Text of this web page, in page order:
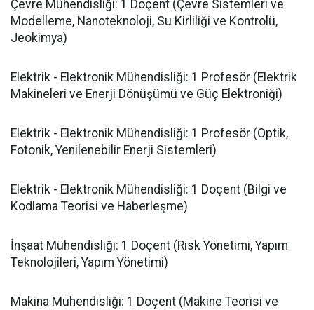
​Çevre Mühendisliği: 1 Doçent (Çevre Sistemleri ve
Modelleme, Nanoteknoloji, Su Kirliliği ve Kontrolü,
Jeokimya)
​Elektrik - Elektronik Mühendisliği: 1 Profesör (Elektrik
Makineleri ve Enerji Dönüşümü ve Güç Elektroniği)
​Elektrik - Elektronik Mühendisliği: 1 Profesör (Optik,
Fotonik, Yenilenebilir Enerji Sistemleri)
​Elektrik - Elektronik Mühendisliği: 1 Doçent (Bilgi ve
Kodlama Teorisi ve Haberleşme)
​İnşaat Mühendisliği: 1 Doçent (Risk Yönetimi, Yapım
Teknolojileri, Yapım Yönetimi)
​Makina Mühendisliği: 1 Doçent (Makine Teorisi ve